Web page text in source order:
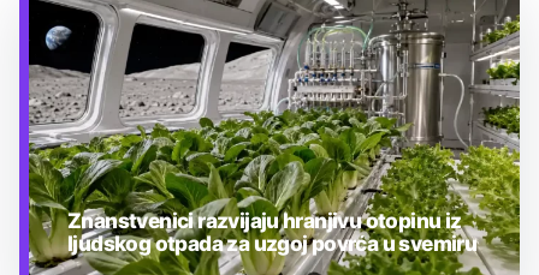
Znanstvenici razvijaju hranjivu otopinu iz
ljudskog otpada za uzgoj povrća u svemiru